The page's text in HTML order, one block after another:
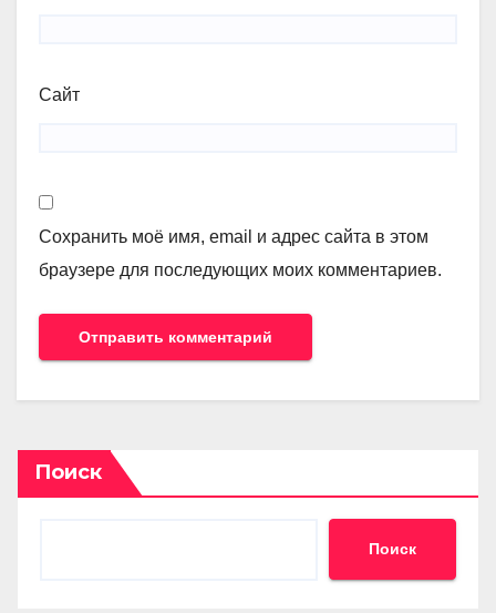
Сайт
Сохранить моё имя, email и адрес сайта в этом
браузере для последующих моих комментариев.
Поиск
Поиск